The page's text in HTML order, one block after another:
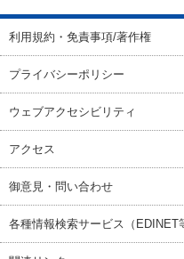
利用規約・免責事項/著作権
プライバシーポリシー
ウェブアクセシビリティ
アクセス
御意見・問い合わせ
各種情報検索サービス（EDINET